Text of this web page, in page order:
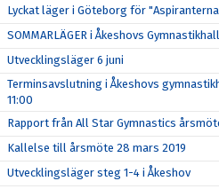
Lyckat läger i Göteborg för
SOMMARLÄGER i Åkeshovs Gymnastikhall
Utvecklingsläger 6 juni
Terminsavslutning i Åkeshovs
11:00
Rapport från All Star Gymnastics
Kallelse till årsmöte 28 mars 2019
Utvecklingsläger steg 1-4 i Åkeshov